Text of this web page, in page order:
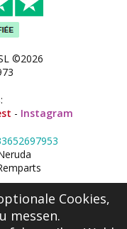
©2026
- Instagram
Cookies,
messen.